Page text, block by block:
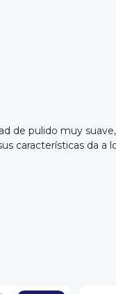
de pulido muy
características da a